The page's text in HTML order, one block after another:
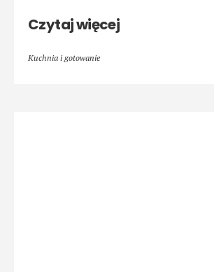
Czytaj więcej
Kuchnia i gotowanie